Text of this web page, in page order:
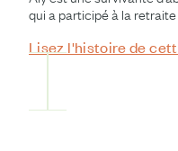
qui a participé à la
Lisez l'histoire de